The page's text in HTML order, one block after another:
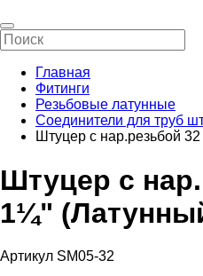
Главная
Фитинги
Резьбовые латунные
Соединители для труб
Штуцер с нар.резьбой
Штуцер с
1¼"
Артикул SM05-32